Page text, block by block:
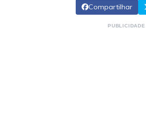
Compartilhar
PUBLICIDADE